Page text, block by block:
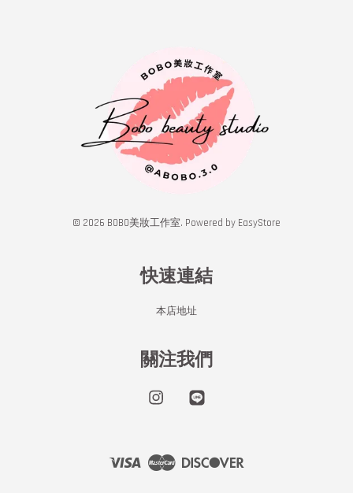
© 2026 BOBO美妝工作室. Powered by EasyStore
快速連結
本店地址
關注我們
Instagram
Visa Master